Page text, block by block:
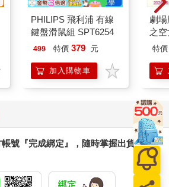
PHILIPS 飛利浦 有線
鍵盤滑鼠組 SPT6254
499 特價 379 元
加入購物車
劇
之
樂
特價
號『完成綁定』，隨時掌握出貨動